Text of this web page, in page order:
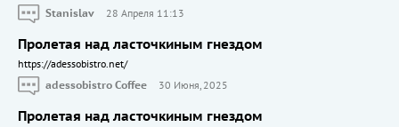
Stanislav
28 Апреля 11:13
Пролетая над ласточкиным гнездом
https://adessobistro.net/
adessobistro Coffee
30 Июня, 2025
Пролетая над ласточкиным гнездом